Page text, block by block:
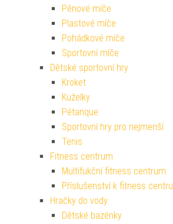
Pěnové míče
Plastové míče
Pohádkové míče
Sportovní míče
Dětské sportovní hry
Kroket
Kuželky
Pétanque
Sportovní hry pro nejmenší
Tenis
Fitness centrum
Multifukční fitness centrum
Příslušenství k fitness centru
Hračky do vody
Dětské bazénky